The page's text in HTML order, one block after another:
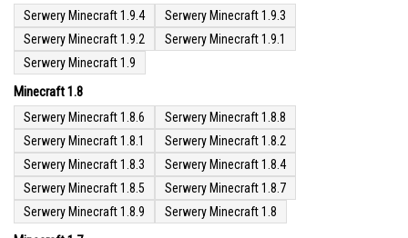
Serwery Minecraft 1.9.4
Serwery Minecraft 1.9.3
Serwery Minecraft 1.9.2
Serwery Minecraft 1.9.1
Serwery Minecraft 1.9
Minecraft 1.8
Serwery Minecraft 1.8.6
Serwery Minecraft 1.8.8
Serwery Minecraft 1.8.1
Serwery Minecraft 1.8.2
Serwery Minecraft 1.8.3
Serwery Minecraft 1.8.4
Serwery Minecraft 1.8.5
Serwery Minecraft 1.8.7
Serwery Minecraft 1.8.9
Serwery Minecraft 1.8